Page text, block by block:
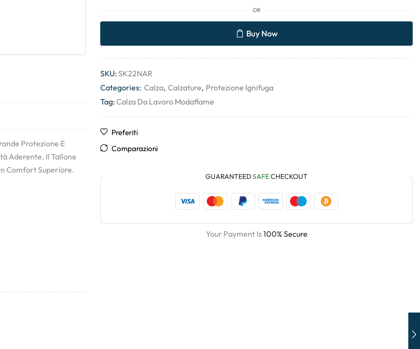
Protezione E
Aderente. Il Tallone
Comfort Superiore.
OR
Buy Now
SKU:SK22NAR
Categories: Calza, Calzature, Protezione Ignifuga
Tag:Calza Da Lavoro Modaflame
Preferiti
Comparazioni
GUARANTEEDSAFECHECKOUT
Your Payment Is100% Secure